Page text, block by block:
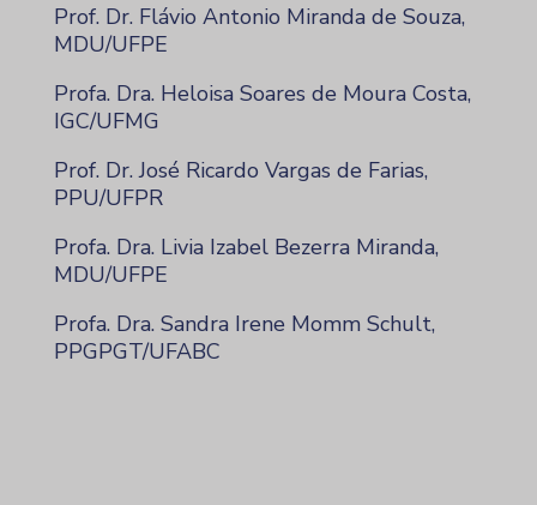
Prof. Dr. Flávio Antonio Miranda de Souza,
MDU/UFPE
Profa. Dra. Heloisa Soares de Moura Costa,
IGC/UFMG
Prof. Dr. José Ricardo Vargas de Farias,
PPU/UFPR
Profa. Dra. Livia Izabel Bezerra Miranda,
MDU/UFPE
Profa. Dra. Sandra Irene Momm Schult,
PPGPGT/UFABC